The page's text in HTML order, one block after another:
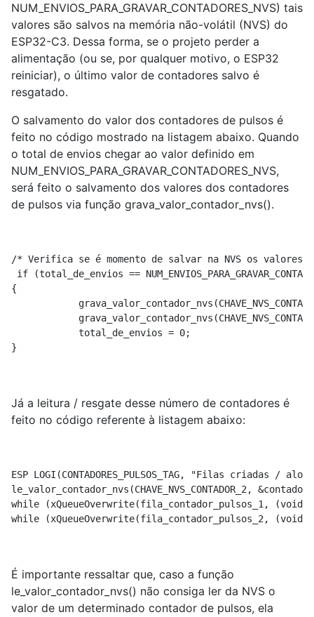
NUM_ENVIOS_PARA_GRAVAR_CONTADORES_NVS) tais
valores são salvos na memória não-volátil (NVS) do
ESP32-C3. Dessa forma, se o projeto perder a
alimentação (ou se, por qualquer motivo, o ESP32
reiniciar), o último valor de contadores salvo é
resgatado.
O salvamento do valor dos contadores de pulsos é
feito no código mostrado na listagem abaixo. Quando
o total de envios chegar ao valor definido em
NUM_ENVIOS_PARA_GRAVAR_CONTADORES_NVS,
será feito o salvamento dos valores dos contadores
de pulsos via função grava_valor_contador_nvs().
/* Verifica se é momento de salvar na NVS os valores
if (total_de_envios ==
{
            total_de_envios = 0;
}
Já a leitura / resgate desse número de contadores é
feito no código referente à listagem abaixo:
ESP LOGI(CONTADORES_PULSOS_TAG, "Filas criadas /
le_valor_contador_nvs(CHAVE_NVS_CONTADOR_2,
while (xQueueOverwrite(fila_contador_pulsos_1, (void
while (xQueueOverwrite(fila_contador_pulsos_2, (void
É importante ressaltar que, caso a função
le_valor_contador_nvs() não consiga ler da NVS o
valor de um determinado contador de pulsos, ela